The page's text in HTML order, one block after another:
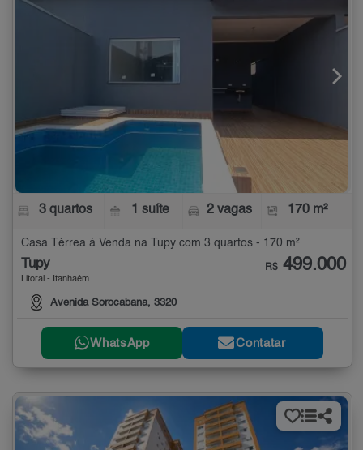
3 quartos 1 suíte 2 vagas 170 m²
Casa Térrea à Venda na Tupy com 3 quartos - 170 m²
Tupy
Litoral - Itanhaém
Avenida Sorocabana, 3320
R$ 499.000
WhatsApp Contatar